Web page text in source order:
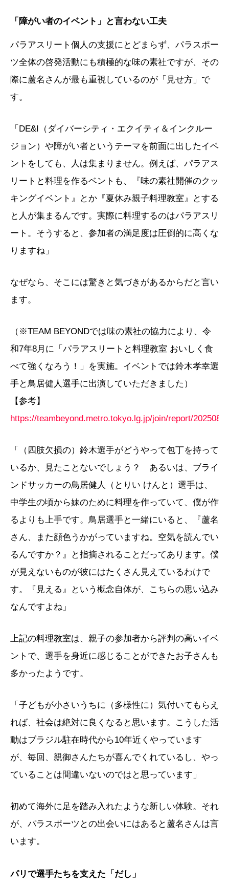
「障がい者のイベント」と言わない工夫
パラアスリート個人の支援にとどまらず、パラスポー
ツ全体の啓発活動にも積極的な味の素社ですが、その
際に蘆名さんが最も重視しているのが「見せ方」で
す。
「DE&I（ダイバーシティ・エクイティ＆インクルー
ジョン）や障がい者というテーマを前面に出したイベ
ントをしても、人は集まりません。例えば、パラアス
リートと料理を作るベントも、『味の素社開催のクッ
キングイベント』とか『夏休み親子料理教室』とする
と人が集まるんです。実際に料理するのはパラアスリ
ート。そうすると、参加者の満足度は圧倒的に高くな
りますね」
なぜなら、そこには驚きと気づきがあるからだと言い
ます。
（※TEAM BEYONDでは味の素社の協力により、令
和7年8月に「パラアスリートと料理教室 おいしく食
べて強くなろう！」を実施。イベントでは鈴木孝幸選
手と鳥居健人選手に出演していただきました）
【参考】
https://teambeyond.metro.tokyo.lg.jp/join/report/
「（四肢欠損の）鈴木選手がどうやって包丁を持って
いるか、見たことないでしょう？ あるいは、ブライ
ンドサッカーの鳥居健人（とりい けんと）選手は、
中学生の頃から妹のために料理を作っていて、僕が作
るよりも上手です。鳥居選手と一緒にいると、『蘆名
さん、また顔色うかがっていますね。空気を読んでい
るんですか？』と指摘されることだってあります。僕
が見えないものが彼にはたくさん見えているわけで
す。『見える』という概念自体が、こちらの思い込み
なんですよね」
上記の料理教室は、親子の参加者から評判の高いイベ
ントで、選手を身近に感じることができたお子さんも
多かったようです。
「子どもが小さいうちに（多様性に）気付いてもらえ
れば、社会は絶対に良くなると思います。こうした活
動はブラジル駐在時代から10年近くやっています
が、毎回、親御さんたちが喜んでくれているし、やっ
ていることは間違いないのではと思っています」
初めて海外に足を踏み入れたような新しい体験。それ
が、パラスポーツとの出会いにはあると蘆名さんは言
います。
パリで選手たちを支えた「だし」